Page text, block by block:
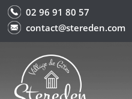
02 96 91 80 57
contact@stereden.com